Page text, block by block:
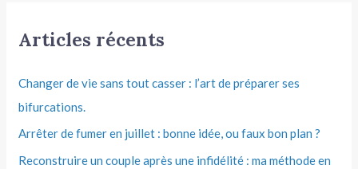
Articles récents
Changer de vie sans tout casser : l’art de préparer ses
bifurcations.
Arrêter de fumer en juillet : bonne idée, ou faux bon plan ?
Reconstruire un couple après une infidélité : ma méthode en